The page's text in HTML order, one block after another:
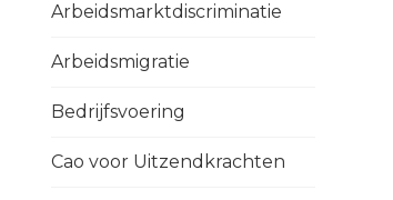
Arbeidsmarktdiscriminatie
Arbeidsmigratie
Bedrijfsvoering
Cao voor Uitzendkrachten